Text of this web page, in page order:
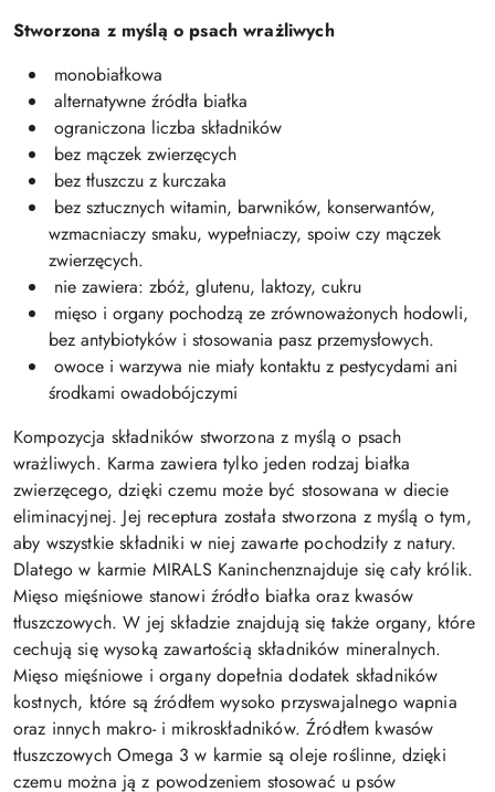
Stworzona z myślą o psach wrażliwych
monobiałkowa
alternatywne źródła białka
ograniczona liczba składników
bez mączek zwierzęcych
bez tłuszczu z kurczaka
bez sztucznych witamin, barwników, konserwantów,
wzmacniaczy smaku, wypełniaczy, spoiw czy mączek
zwierzęcych.
nie zawiera: zbóż, glutenu, laktozy, cukru
mięso i organy pochodzą ze zrównoważonych hodowli,
bez antybiotyków i stosowania pasz przemysłowych.
owoce i warzywa nie miały kontaktu z pestycydami ani
środkami owadobójczymi
Kompozycja składników stworzona z myślą o psach
wrażliwych. Karma zawiera tylko jeden rodzaj białka
zwierzęcego, dzięki czemu może być stosowana w diecie
eliminacyjnej. Jej receptura została stworzona z myślą o tym,
aby wszystkie składniki w niej zawarte pochodziły z natury.
Dlatego w karmie MIRALS Kaninchenznajduje się cały królik.
Mięso mięśniowe stanowi źródło białka oraz kwasów
tłuszczowych. W jej składzie znajdują się także organy, które
cechują się wysoką zawartością składników mineralnych.
Mięso mięśniowe i organy dopełnia dodatek składników
kostnych, które są źródłem wysoko przyswajalnego wapnia
oraz innych makro- i mikroskładników.Źródłem kwasów
tłuszczowych Omega 3 w karmie są oleje roślinne, dzięki
czemu można ją z powodzeniem stosować u psów